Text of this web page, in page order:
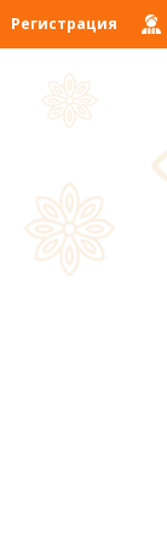
Регистрация